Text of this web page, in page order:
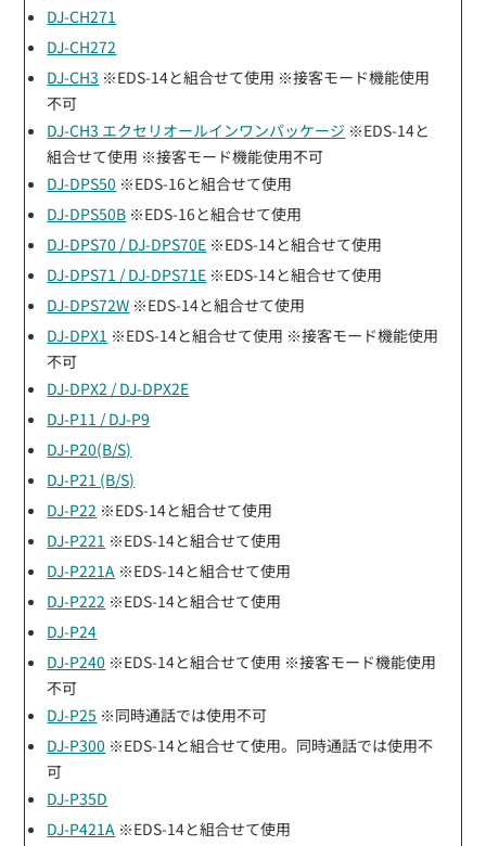
DJ-CH271
DJ-CH272
DJ-CH3 ※EDS-14と組合せて使用 ※接客モード機能使用
不可
DJ-CH3 エクセリオールインワンパッケージ ※EDS-14と
組合せて使用 ※接客モード機能使用不可
DJ-DPS50 ※EDS-16と組合せて使用
DJ-DPS50B ※EDS-16と組合せて使用
DJ-DPS70 / DJ-DPS70E ※EDS-14と組合せて使用
DJ-DPS71 / DJ-DPS71E ※EDS-14と組合せて使用
DJ-DPS72W ※EDS-14と組合せて使用
DJ-DPX1 ※EDS-14と組合せて使用 ※接客モード機能使用
不可
DJ-DPX2 / DJ-DPX2E
DJ-P11 / DJ-P9
DJ-P20(B/S)
DJ-P21 (B/S)
DJ-P22 ※EDS-14と組合せて使用
DJ-P221 ※EDS-14と組合せて使用
DJ-P221A ※EDS-14と組合せて使用
DJ-P222 ※EDS-14と組合せて使用
DJ-P24
DJ-P240 ※EDS-14と組合せて使用 ※接客モード機能使用
不可
DJ-P25 ※同時通話では使用不可
DJ-P300 ※EDS-14と組合せて使用。同時通話では使用不
可
DJ-P35D
DJ-P421A ※EDS-14と組合せて使用